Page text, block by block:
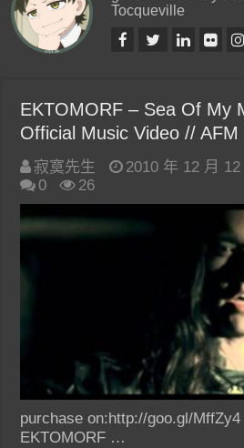
Tocqueville
EKTOMORF – Sea Of My
Official Music Video // AFM
寂寞先生 2010 年 12 月 12
0
26
purchase on:http://goo.gl/MffZy4
EKTOMORF …